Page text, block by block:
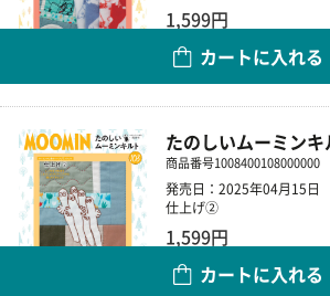
1,599円
カートに入れる
たのしいムーミン
商品番号1008400108000000
発売日：2025年04月15日
仕上げ②
1,599円
カートに入れる